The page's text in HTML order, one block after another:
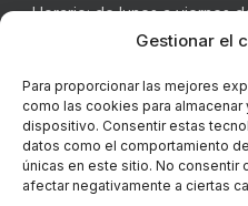
Gestionar el
Para proporcionar las mejores
como las cookies para
dispositivo. Consentir estas
datos como el comportamiento
únicas en este sitio. No consentir
afectar negativamente a ciertas
Horario: de lunes a viernes
20:30h . Sábados de 9:00h a
NOTICIAS RECIENTES
LEGAL